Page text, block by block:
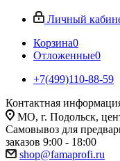
Личный
Корзина0
Отложенные0
+7(499)110-88-59
Контактная
МО, г. Подольск,
Самовывоз для
заказов 9:00 - 18:00
shop@famaprofi.ru